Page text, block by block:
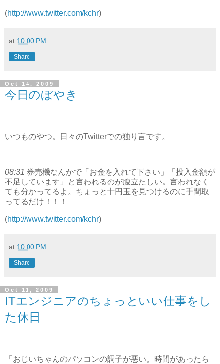
(http://www.twitter.com/kchr)
at 10:00 PM
Share
Oct 14, 2009
今日のぼやき
いつものやつ。日々のTwitterでの独り言です。
08:31 券売機なんかで「お金を入れて下さい」「投入金額が
不足しています」と言われるのが腹立たしい。言われなく
ても分かってるよ。ちょっと十円玉を見つけるのに手間取
ってるだけ！！！
(http://www.twitter.com/kchr)
at 10:00 PM
Share
Oct 11, 2009
ITエンジニアのちょっといい仕事をし
た休日
「おじいちゃんのパソコンの調子が悪い。時間があったら